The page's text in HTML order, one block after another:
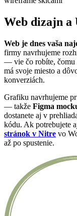
Web dizajn
Web je dnes vaša
firmy navrhujeme
— vie čo robíte, čomu
má svoje miesto a
konverziách.
Grafiku navrhujeme
— takže Figma
dostanete aj v
kódu. Ak potrebujete
stránok v Nitre vo
až po spustenie.